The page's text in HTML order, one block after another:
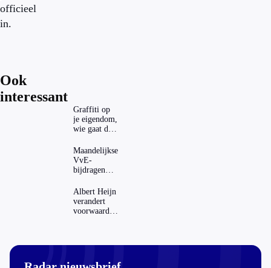
officieel
in.
Ook
interessant
Graffiti op
je eigendom,
wie gaat dat
Maandelijkse
VvE-
bijdragen
dat invloed
op je
hypotheek?
Albert Heijn
verandert
voorwaarden